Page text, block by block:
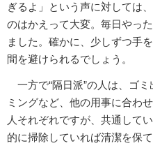
ぎるよ」という声に対しては
のはかえって大変。毎日やっ
ました。確かに、少しずつ手
間を避けられるでしょう。
一方で“隔日派”の人は、ゴ
ミングなど、他の用事に合わ
人それぞれですが、共通して
的に掃除していれば清潔を保